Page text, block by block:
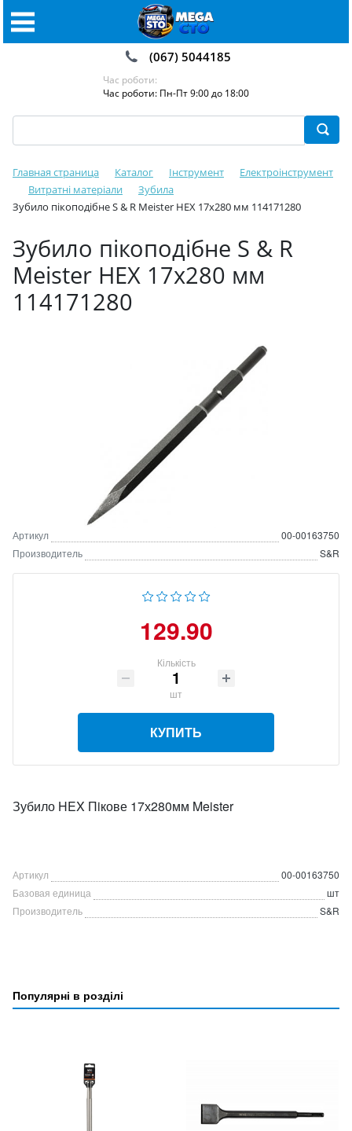
(067) 5044185
Час роботи:
Час роботи: Пн-Пт 9:00 до 18:00
Главная страница Каталог Інструмент
Електроінструмент
Витратні матеріали
Зубила️
Зубило пікоподібне S & R Meister HEX 17x280 мм 114171280
Зубило пікоподібне S & R
Meister HEX 17x280 мм
114171280
Артикул
00-00163750
Производитель
S&R
129.90
Кількість
шт
КУПИТЬ
Зубило HEX Пiкове 17х280мм Meister
Артикул
00-00163750
Базовая единица
шт
Производитель
S&R
Популярні в розділі